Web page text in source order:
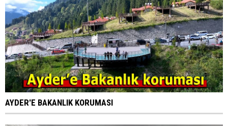
AYDER'E BAKANLIK KORUMASI